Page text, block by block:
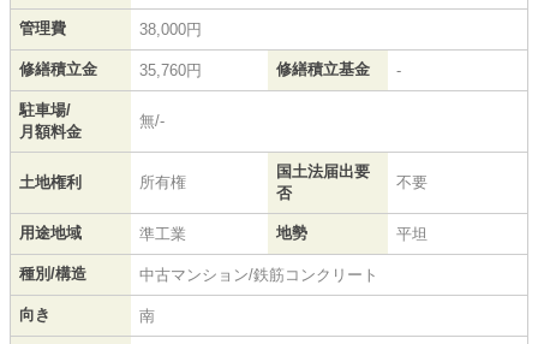
管理費 38,000円
修繕積立金 35,760円 修繕積立基金 -
駐車場/
月額料金
無/-
土地権利 所有権
国土法届出要
否
不要
用途地域 準工業 地勢 平坦
種別/構造 中古マンション/鉄筋コンクリート
向き 南